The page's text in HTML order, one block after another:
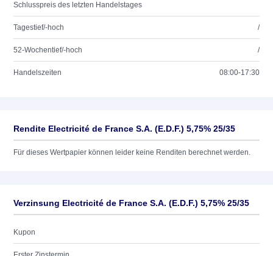
Schlusspreis des letzten Handelstages
Tagestief/-hoch /
52-Wochentief/-hoch /
Handelszeiten 08:00-17:30
Rendite Electricité de France S.A. (E.D.F.) 5,75% 25/35
Für dieses Wertpapier können leider keine Renditen berechnet werden.
Verzinsung Electricité de France S.A. (E.D.F.) 5,75% 25/35
Kupon